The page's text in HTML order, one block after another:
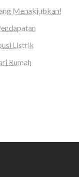
Menakjubkan!
Listrik
Rumah